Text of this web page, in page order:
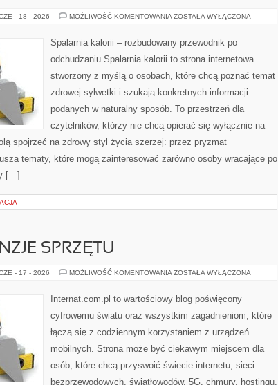
- 18 - 2026 MOŻLIWOŚĆ KOMENTOWANIA DIETY
ŻYWIENIOWE
ZOSTAŁA WYŁĄCZONA
Spalarnia kalorii – rozbudowany przewodnik po
odchudzaniu Spalarnia kalorii to strona internetowa
stworzony z myślą o osobach, które chcą poznać temat
zdrowej sylwetki i szukają konkretnych informacji
podanych w naturalny sposób. To przestrzeń dla
czytelników, którzy nie chcą opierać się wyłącznie na
spojrzeć na zdrowy styl życia szerzej: przez pryzmat
tematy, które mogą zainteresować zarówno osoby wracające po
[…]
SPRZĘTU
- 17 - 2026 MOŻLIWOŚĆ KOMENTOWANIA TESTY
SPRZĘTU
ZOSTAŁA WYŁĄCZONA
Internat.com.pl to wartościowy blog poświęcony
cyfrowemu światu oraz wszystkim zagadnieniom, które
łączą się z codziennym korzystaniem z urządzeń
mobilnych. Strona może być ciekawym miejscem dla
osób, które chcą przyswoić świecie internetu, sieci
bezprzewodowych, światłowodów, 5G, chmury, hostingu,